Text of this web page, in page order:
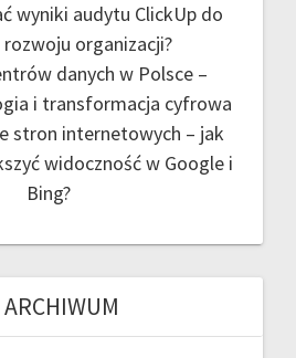
wyniki audytu ClickUp do
organizacji?
danych w Polsce –
i transformacja cyfrowa
stron internetowych – jak
widoczność w Google i
Bing?
ARCHIWUM